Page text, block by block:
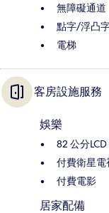
無障礙通道
點字/浮凸
電梯
客房設施服務
娛樂
82 公分
付費衛星電
付費電影
居家配備